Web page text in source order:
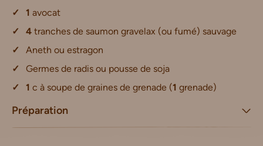
1 avocat
4 tranches de saumon gravelax (ou fumé) sauvage
Aneth ou estragon
Germes de radis ou pousse de soja
1 c à soupe de graines de grenade (1 grenade)
Préparation